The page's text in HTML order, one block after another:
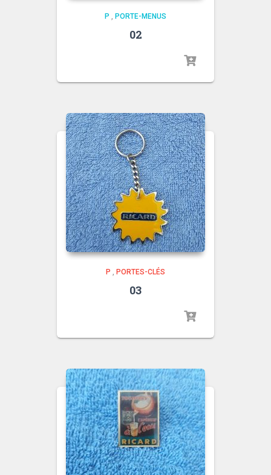
P , PORTE-MENUS
02
P , PORTES-CLÉS
03